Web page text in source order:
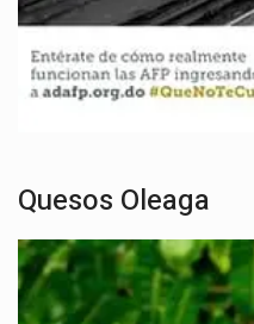
Quesos Oleaga